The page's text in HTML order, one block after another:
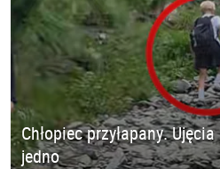
Chłopiec przyłapany.
jedno